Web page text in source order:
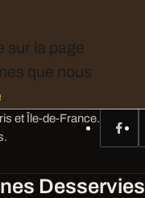
sur la page
que nous
.
et Île-de-France.
Desservies